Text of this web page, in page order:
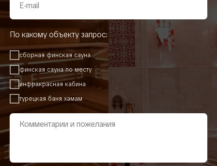
По какому объекту запрос:
сборная финская сауна
финская сауна по месту
инфракрасная кабина
турецкая баня хамам